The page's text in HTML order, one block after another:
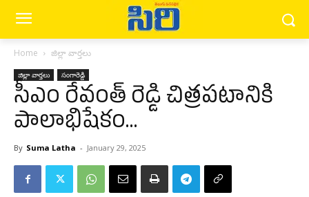
Home జిల్లా వార్త‌లు
జిల్లా వార్త‌లు సంగారెడ్డి
సీఎం రేవంత్ రెడ్డి చిత్రపటానికి
పాలాభిషేకం…
By Suma Latha - January 29, 2025